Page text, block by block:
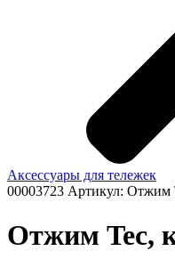
Аксессуары для тележек
00003723 Артикул: Отжим
Отжим Tec,